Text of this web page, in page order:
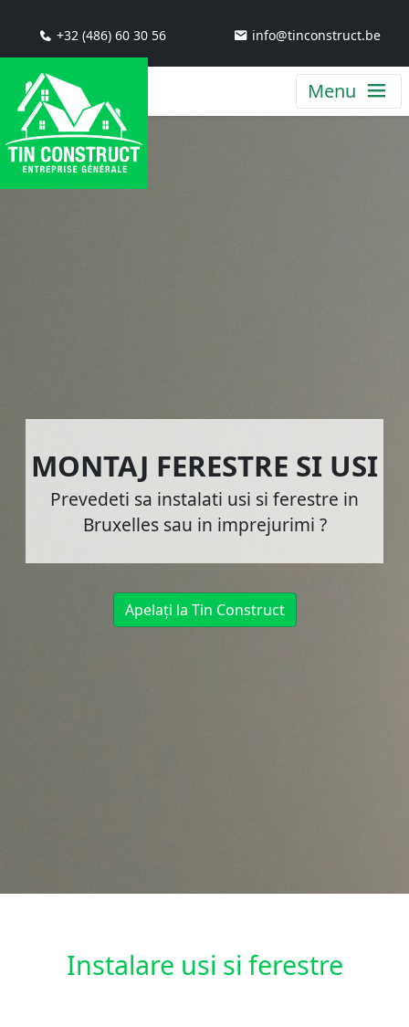
+32 (486) 60 30 56 info@tinconstruct.be
Menu
MONTAJ FERESTRE SI USI
Prevedeti sa instalati usi si ferestre in
Bruxelles sau in imprejurimi ?
Apelați la Tin Construct
Instalare usi si ferestre